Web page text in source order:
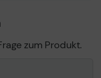
zum Produkt.